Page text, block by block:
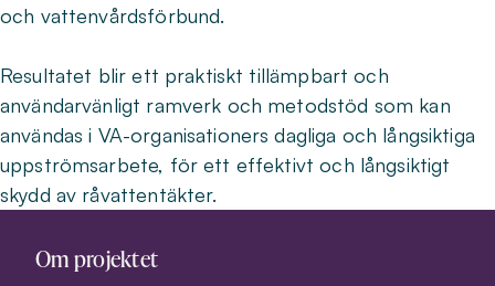
och vattenvårdsförbund.
Resultatet blir ett praktiskt tillämpbart och
användarvänligt ramverk och metodstöd som kan
användas i VA-organisationers dagliga och långsiktiga
uppströmsarbete, för ett effektivt och långsiktigt
skydd av råvattentäkter.
Om projektet